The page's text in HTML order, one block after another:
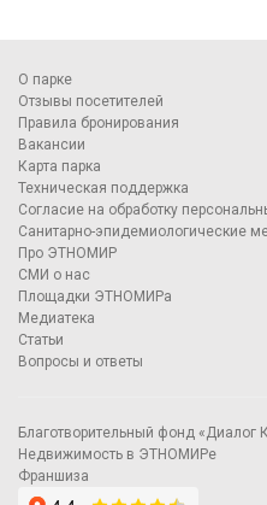
О парке
Отзывы посетителей
Правила бронирования
Вакансии
Карта парка
Техническая поддержка
Согласие на обработку
Санитарно-эпидемиологические
Про ЭТНОМИР
СМИ о нас
Площадки ЭТНОМИРа
Медиатека
Статьи
Вопросы и ответы
Благотворительный фонд «Диалог
Недвижимость в ЭТНОМИРе
Франшиза